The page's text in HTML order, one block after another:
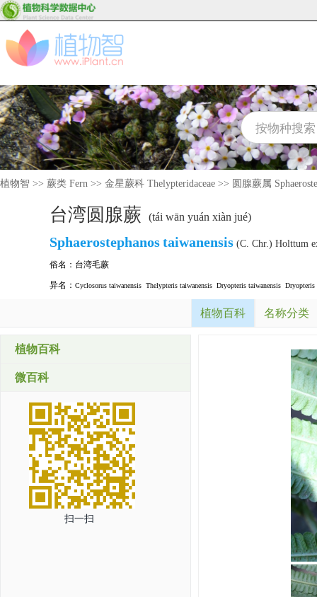
植物智 >> 蕨类 Fern >> 金星蕨科 Thelypteridaceae >> 圆腺蕨属
台湾圆腺蕨 (tái wān yuán xiàn jué)
Sphaerostephanostaiwanensis (C. Chr.) Holttum
俗名： 台湾毛蕨
异名： Cyclosorus taiwanensis Thelypteris taiwanensis Dryopteris taiwanensis Dryopteris
植物百科 名称分类
植物百科
微百科
扫一扫